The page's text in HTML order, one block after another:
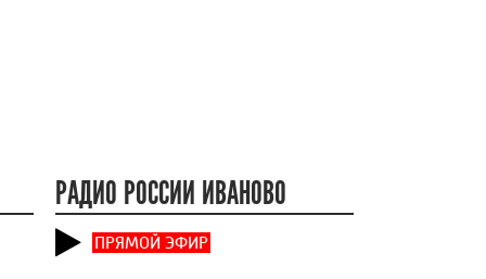
РАДИО РОССИИ ИВАНОВО
ПРЯМОЙ ЭФИР